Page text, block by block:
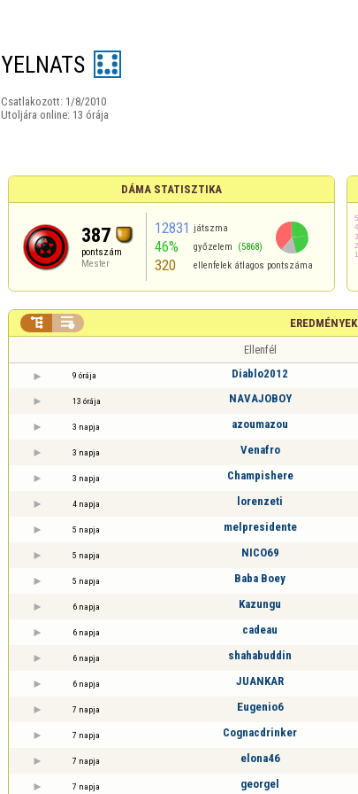
YELNATS
Csatlakozott: 1/8/2010
Utoljára online: 13 órája
DÁMA STATISZTIKA
387
pontszám
Mester
12831 játszma
46% győzelem (5868)
320 ellenfelek átlagos pontszáma
EREDMÉNYEK
 
Ellenfél
9 órája Diablo2012
13 órája NAVAJOBOY
3 napja azoumazou
3 napja Venafro
3 napja Champishere
4 napja lorenzeti
5 napja melpresidente
5 napja NICO69
5 napja Baba Boey
6 napja Kazungu
6 napja cadeau
6 napja shahabuddin
6 napja JUANKAR
7 napja Eugenio6
7 napja Cognacdrinker
7 napja elona46
7 napja georgel